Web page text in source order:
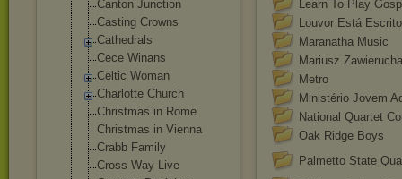
Canton Junction
Casting Crowns
Cathedrals
Cece Winans
Celtic Woman
Charlotte Church
Christmas in Rome
Christmas in Vienna
Crabb Family
Cross Way Live
Learn To Play
Louvor Está Escrito
Maranatha Music
Mariusz Zawierucha
Metro
Ministério Jovem
National Quartet
Oak Ridge Boys
Palmetto State